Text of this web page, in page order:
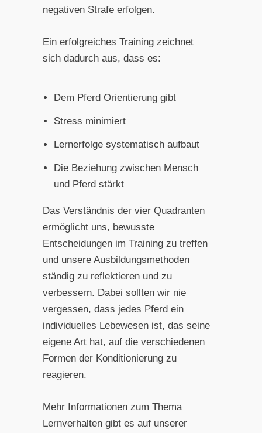
negativen Strafe erfolgen.
Ein erfolgreiches Training zeichnet
sich dadurch aus, dass es:
Dem Pferd Orientierung gibt
Stress minimiert
Lernerfolge systematisch aufbaut
Die Beziehung zwischen Mensch
und Pferd stärkt
Das Verständnis der vier Quadranten
ermöglicht uns, bewusste
Entscheidungen im Training zu treffen
und unsere Ausbildungsmethoden
ständig zu reflektieren und zu
verbessern. Dabei sollten wir nie
vergessen, dass jedes Pferd ein
individuelles Lebewesen ist, das seine
eigene Art hat, auf die verschiedenen
Formen der Konditionierung zu
reagieren.
Mehr Informationen zum Thema
Lernverhalten gibt es auf unserer